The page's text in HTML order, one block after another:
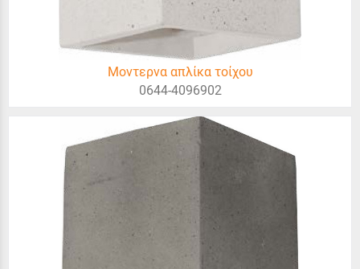
Μοντερνα απλίκα τοίχου
0644-4096902